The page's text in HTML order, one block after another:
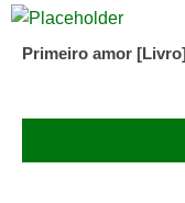
Primeiro amor